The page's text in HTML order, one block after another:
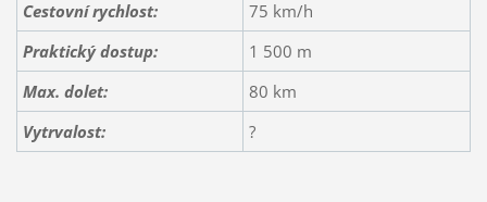
Cestovní rychlost:
75 km/h
Praktický dostup:
1 500 m
Max. dolet:
80 km
Vytrvalost:
?